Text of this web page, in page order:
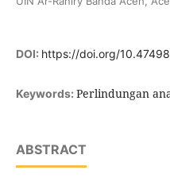
DOI: https://doi.org/
Keywords: Perlindungan
ABSTRACT